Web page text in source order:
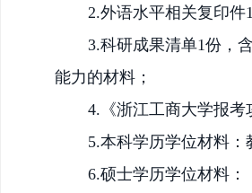
2.外语水平相关复印件1
3.科研成果清单1份，
能力的材料；
4.《浙江工商大学报
5.本科学历学位材料：
6.硕士学历学位材料：